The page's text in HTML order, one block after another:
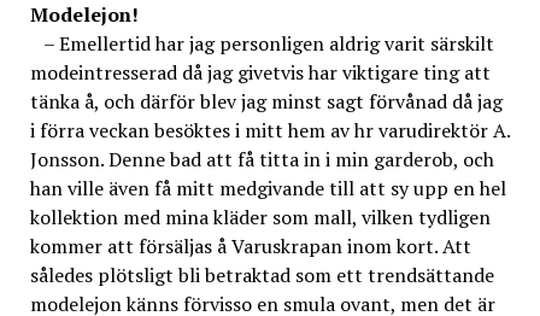
Modelejon!
– Emellertid har jag personligen aldrig varit särskilt
modeintresserad då jag givetvis har viktigare ting att
tänka å, och därför blev jag minst sagt förvånad då jag
i förra veckan besöktes i mitt hem av hr varudirektör A.
Jonsson. Denne bad att få titta in i min garderob, och
han ville även få mitt medgivande till att sy upp en hel
kollektion med mina kläder som mall, vilken tydligen
kommer att försäljas å Varuskrapan inom kort. Att
således plötsligt bli betraktad som ett trendsättande
modelejon känns förvisso en smula ovant, men det är